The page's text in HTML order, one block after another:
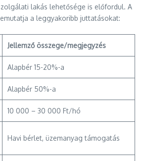
lakás lehetősége is előfordul. A
a leggyakoribb juttatásokat:
Jellemző összege/megjegyzés
Alapbér 15-20%-a
Alapbér 50%-a
10 000 – 30 000 Ft/hó
Havi bérlet, üzemanyag támogatás